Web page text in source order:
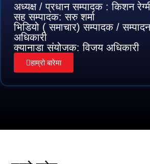
अध्यक्ष / प्रधान सम्पादक : किशन
सह सम्पादक: सरु शर्मा
भिडियो ( समाचार) सम्पादक /
अधिकारी
क्यानाडा संयोजक: विजय अधिकारी
हाम्रो बारेमा